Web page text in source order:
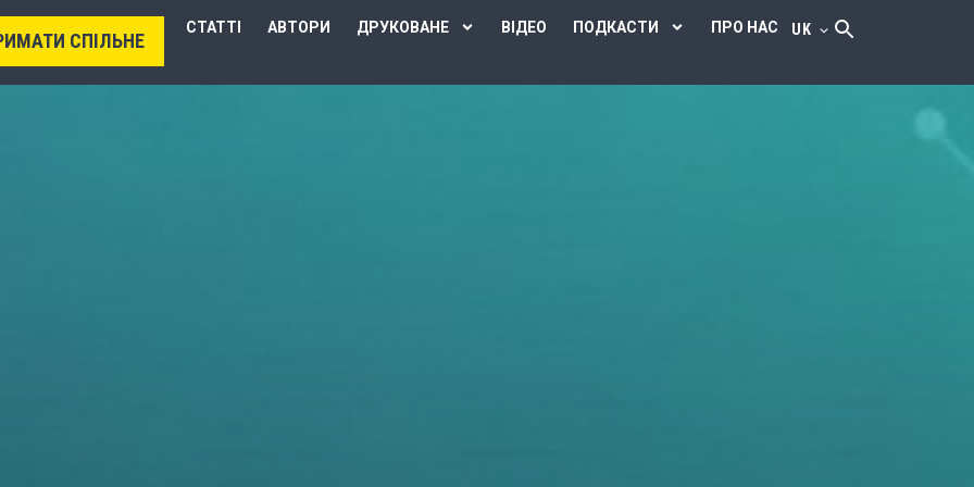
СПІЛЬНЕ
СТАТТІ АВТОРИ ДРУКОВАНЕ ВІДЕО ПОДКАСТИ ПРО НАС UK